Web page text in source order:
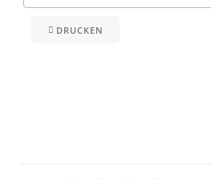
ICS herunterladen
Google Kalender
DRUCKEN